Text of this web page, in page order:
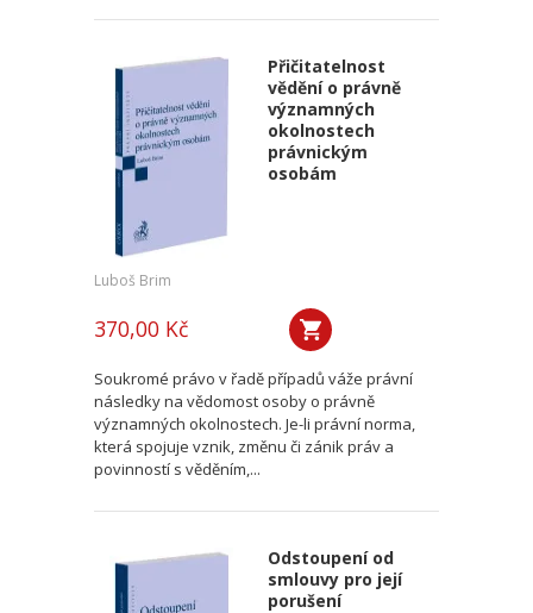
Přičitatelnost
vědění o právně
významných
okolnostech
právnickým
osobám
Luboš Brim
370,00 Kč
Soukromé právo v řadě případů váže právní
následky na vědomost osoby o právně
významných okolnostech. Je-li právní norma,
která spojuje vznik, změnu či zánik práv a
povinností s věděním,...
Odstoupení od
smlouvy pro její
porušení